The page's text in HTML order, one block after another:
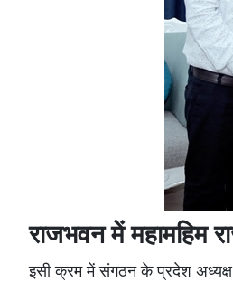
राजभवन में महामहिम
इसी क्रम में संगठन के प्रदेश